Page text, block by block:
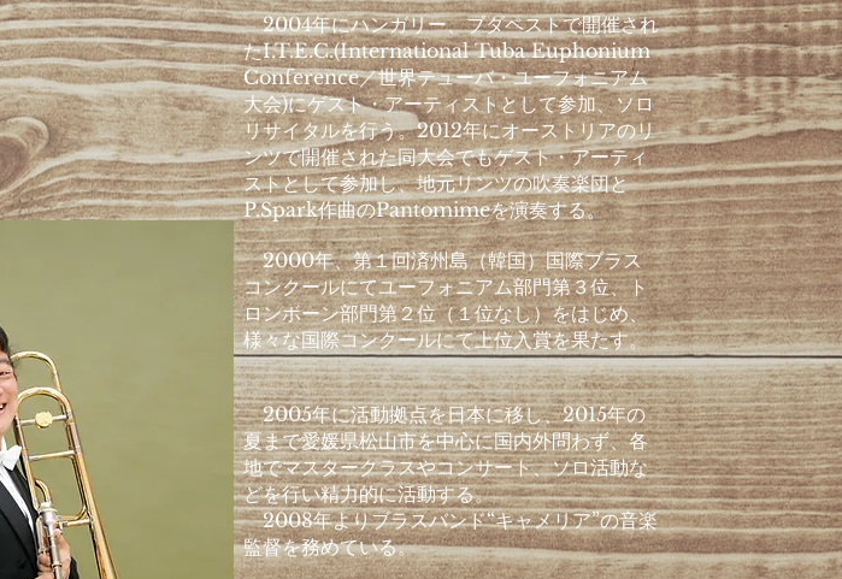
2004年にハンガリー、ブダペストで開催され
たI.T.E.C.(International Tuba Euphonium
Conference／世界テューバ・ユーフォニアム
大会)にゲスト・アーティストとして参加、ソロ
リサイタルを行う。2012年にオーストリアのリ
ンツで開催された同大会でもゲスト・アーティ
ストとして参加し、地元リンツの吹奏楽団と
P.Spark作曲のPantomimeを演奏する。
2000年、第１回済州島（韓国）国際ブラス
コンクールにてユーフォニアム部門第３位、ト
ロンボーン部門第２位（１位なし）をはじめ、
様々な国際コンクールにて上位入賞を果たす。
2005年に活動拠点を日本に移し、2015年の
夏まで愛媛県松山市を中心に国内外問わず、各
地でマスタークラスやコンサート、ソロ活動な
どを行い精力的に活動する。
2008年よりブラスバンド“キャメリア”の音楽
監督を務めている。